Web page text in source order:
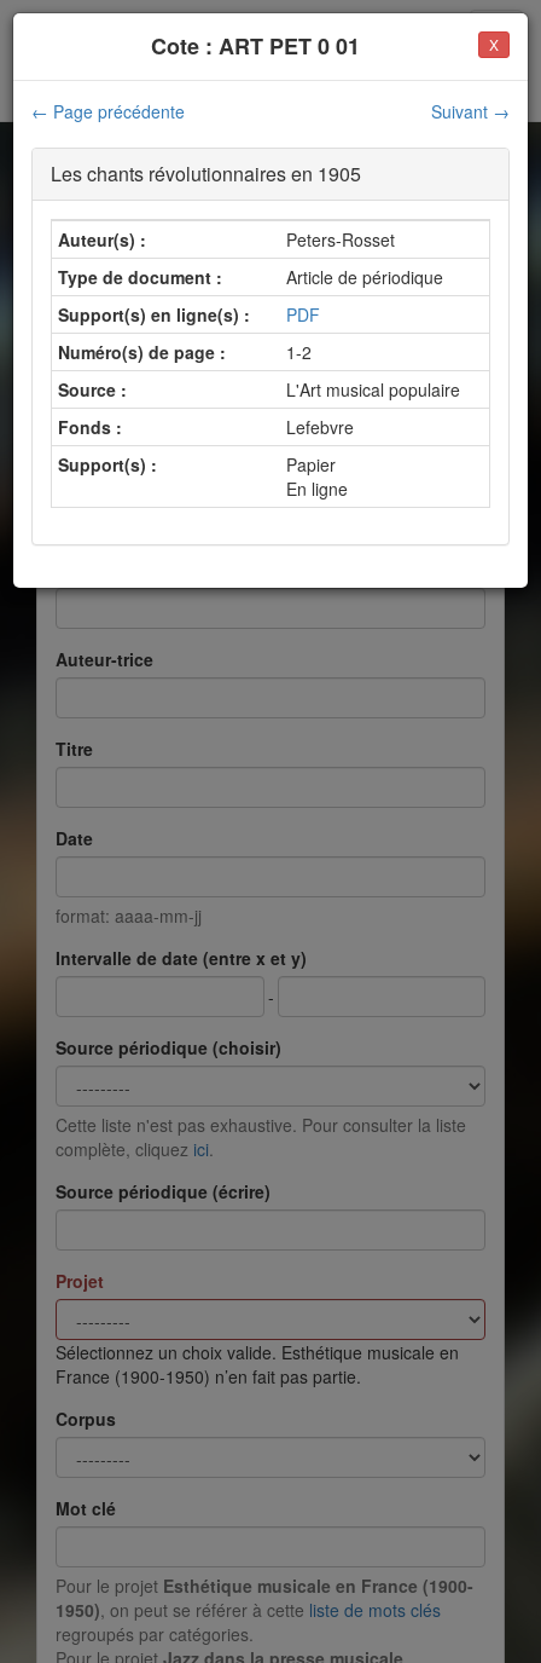
Presse et musique en France XIXe-XXesiècles
Résultats | Presse et
musique en France XIXe-
XXesiècles
11673 notices trouvées
Nouvelle recherche
Filtres
Auteur-trice
Titre
Date
format: aaaa-mm-jj
Intervalle de date (entre x et y)
-
Source périodique (choisir)
Cette liste n'est pas exhaustive. Pour consulter la liste
complète, cliquez ici.
Source périodique (écrire)
Projet
Sélectionnez un choix valide. Esthétique musicale en
France (1900-1950) n’en fait pas partie.
Corpus
Mot clé
Pour le projet Esthétique musicale en France (1900-
1950), on peut se référer à cette liste de mots clés
regroupés par catégories.
Pour le projet Jazz dans la presse musicale
X
Cote : ART PET 0 01
Suivant →
← Page précédente
Les chants révolutionnaires en 1905
Auteur(s) :
Peters-Rosset
Type de document :
Article de périodique
Support(s) en ligne(s) :
PDF
Numéro(s) de page :
1-2
Source :
L'Art musical populaire
Fonds :
Lefebvre
Support(s) :
Papier
En ligne